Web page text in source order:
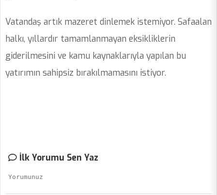
Vatandaş artık mazeret dinlemek istemiyor. Safaalan
halkı, yıllardır tamamlanmayan eksikliklerin
giderilmesini ve kamu kaynaklarıyla yapılan bu
yatırımın sahipsiz bırakılmamasını istiyor.
İlk Yorumu Sen Yaz